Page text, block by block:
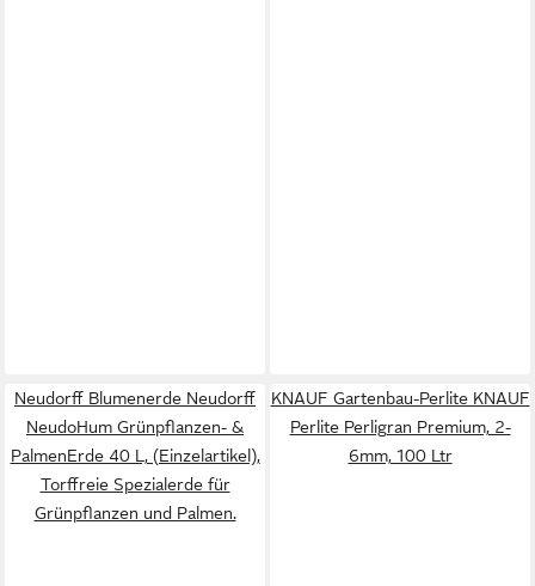
Neudorff Blumenerde Neudorff
NeudoHum Grünpflanzen- &
PalmenErde 40 L, (Einzelartikel),
Torffreie Spezialerde für
Grünpflanzen und Palmen.
KNAUF Gartenbau-Perlite KNAUF
Perlite Perligran Premium, 2-
6mm, 100 Ltr